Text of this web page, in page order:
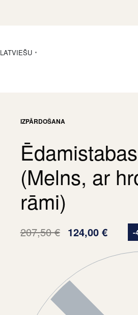
LATVIEŠU
IZPĀRDOŠANA
(Melns, ar
rāmi)
207,50€ 124,00 € -